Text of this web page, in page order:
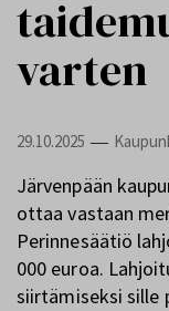
varten
29.10.2025 —
Järvenpään
ottaa vastaan
Perinnesäätiö
000 euroa.
siirtämiseksi sille